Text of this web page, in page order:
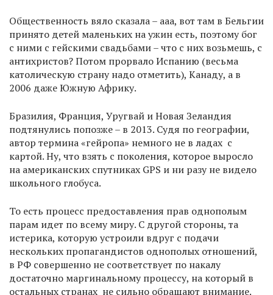
Общественность вяло сказала – ааа, вот там в Бельгии
принято детей маленьких на ужин есть, поэтому бог
с ними с гейскими свадьбами – что с них возьмешь, с
антихристов? Потом прорвало Испанию (весьма
католическую страну надо отметить), Канаду, а в
2006 даже Южную Африку.
Бразилия, Франция, Уругвай и Новая Зеландия
подтянулись попозже – в 2013. Судя по географии,
автор термина «гейропа» немного не в ладах с
картой. Ну, что взять с поколения, которое выросло
на американских спутниках GPS и ни разу не видело
школьного глобуса.
То есть процесс предоставления прав однополым
парам идет по всему миру. С другой стороны, та
истерика, которую устроили вдруг с подачи
нескольких пропагандистов однополых отношений,
в РФ совершенно не соответствует по накалу
достаточно маргинальному процессу, на который в
остальных странах не сильно обращают внимание.